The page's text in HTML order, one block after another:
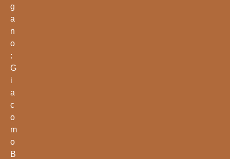
g
a
n
o
:
G
i
a
c
o
m
o
B